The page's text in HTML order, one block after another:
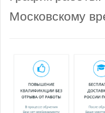
Московскому